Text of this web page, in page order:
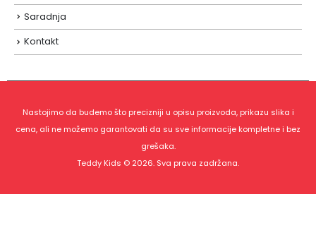
Saradnja
Kontakt
Nastojimo da budemo što precizniji u opisu proizvoda, prikazu slika i
cena, ali ne možemo garantovati da su sve informacije kompletne i bez
grešaka.
Teddy Kids © 2026. Sva prava zadržana.